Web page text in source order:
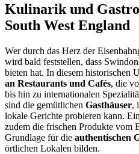
Kulinarik und
South West England
Wer durch das Herz der
wird bald feststellen, dass
bieten hat. In diesem historischen
an Restaurants und Cafés, die
bis hin zu internationalen
sind die gemütlichen Gasthäuser,
lokale Gerichte probieren kann.
zudem die frischen Produkte vom
Grundlage für die authentischen
örtlichen Lokalen bilden.